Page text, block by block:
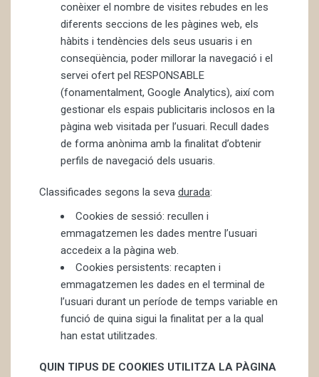
conèixer el nombre de visites rebudes en les
diferents seccions de les pàgines web, els
hàbits i tendències dels seus usuaris i en
conseqüència, poder millorar la navegació i el
servei ofert pel RESPONSABLE
(fonamentalment, Google Analytics), així com
gestionar els espais publicitaris inclosos en la
pàgina web visitada per l’usuari. Recull dades
de forma anònima amb la finalitat d’obtenir
perfils de navegació dels usuaris.
Classificades segons la seva durada:
Cookies de sessió: recullen i
emmagatzemen les dades mentre l’usuari
accedeix a la pàgina web.
Cookies persistents: recapten i
emmagatzemen les dades en el terminal de
l’usuari durant un període de temps variable en
funció de quina sigui la finalitat per a la qual
han estat utilitzades.
QUIN TIPUS DE COOKIES UTILITZA LA PÀGINA